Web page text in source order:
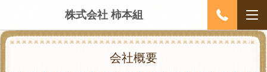
株式会社 柿本組
会社概要